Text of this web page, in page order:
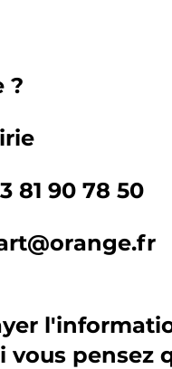
?
81 90 78 50
pensez